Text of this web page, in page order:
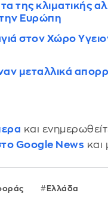
κλιματικής
Ευρώπη
στον Χώρο
μεταλλικά
και
Google News και
Ελλάδα